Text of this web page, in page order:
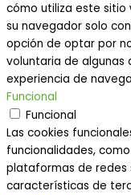
cómo utiliza este sitio
su navegador solo
opción de optar por
voluntaria de algunas
experiencia de
Funcional
Funcional
Las cookies
funcionalidades,
plataformas de redes
características de